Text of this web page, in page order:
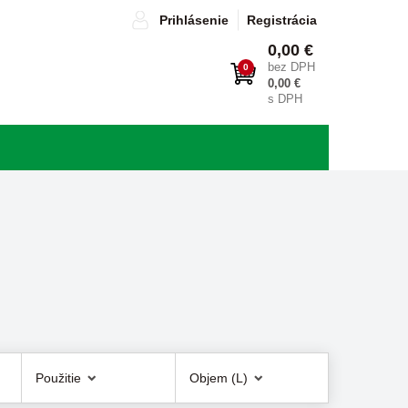
Prihlásenie Registrácia
0
0,00 €
bez DPH
0,00 €
s DPH
Použitie Objem (L)